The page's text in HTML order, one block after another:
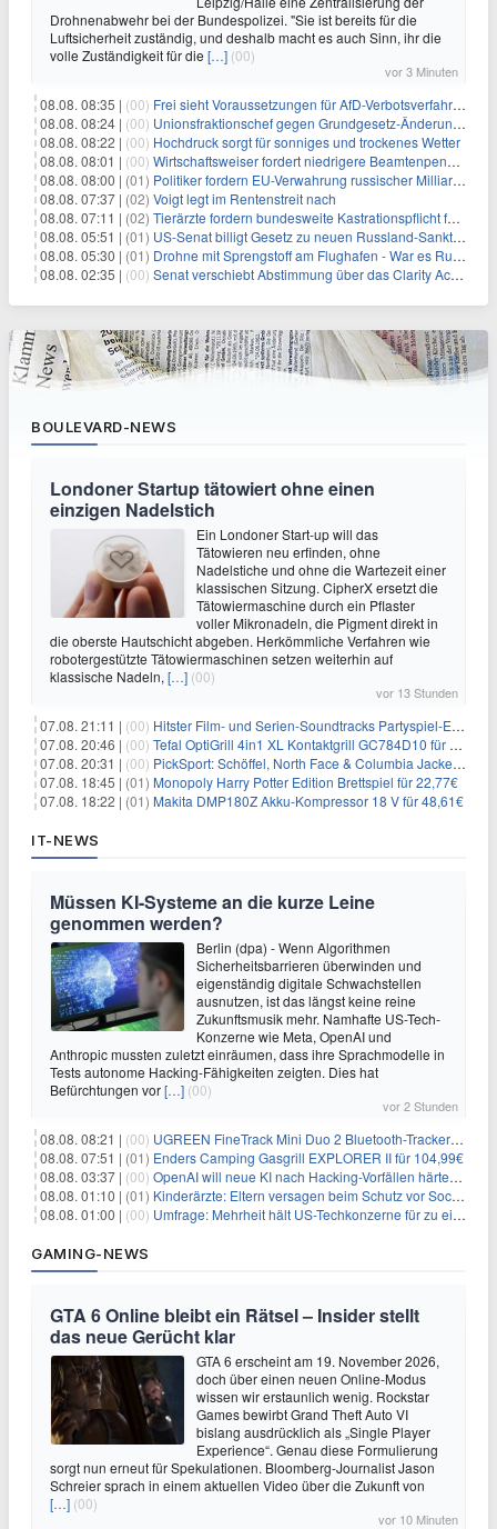
Drohnenabwehr bei der Bundespolizei. "Sie ist bereits für die
Luftsicherheit zuständig, und deshalb macht es auch Sinn, ihr die
volle Zuständigkeit für die […] (00)
vor 3 Minuten
08.08. 08:35 | (00) Frei sieht Voraussetzungen für AfD-Verbotsverfahren nicht gegeben
08.08. 08:24 | (00) Unionsfraktionschef gegen Grundgesetz-Änderung für queere Rechte
08.08. 08:22 | (00) Hochdruck sorgt für sonniges und trockenes Wetter
08.08. 08:01 | (00) Wirtschaftsweiser fordert niedrigere Beamtenpensionen
08.08. 08:00 | (01) Politiker fordern EU-Verwahrung russischer Milliarden
08.08. 07:37 | (02) Voigt legt im Rentenstreit nach
08.08. 07:11 | (02) Tierärzte fordern bundesweite Kastrationspflicht für Katzen
08.08. 05:51 | (01) US-Senat billigt Gesetz zu neuen Russland-Sanktionen
08.08. 05:30 | (01) Drohne mit Sprengstoff am Flughafen - War es Russland?
08.08. 02:35 | (00) Senat verschiebt Abstimmung über das Clarity Act: Auswirkungen auf Unternehmen und das Vertrauen der Investoren
BOULEVARD-NEWS
Londoner Startup tätowiert ohne einen
einzigen Nadelstich
Ein Londoner Start-up will das
Tätowieren neu erfinden, ohne
Nadelstiche und ohne die Wartezeit einer
klassischen Sitzung. CipherX ersetzt die
Tätowiermaschine durch ein Pflaster
voller Mikronadeln, die Pigment direkt in
die oberste Hautschicht abgeben. Herkömmliche Verfahren wie
robotergestützte Tätowiermaschinen setzen weiterhin auf
klassische Nadeln, […] (00)
vor 13 Stunden
07.08. 21:11 | (00) Hitster Film- und Serien-Soundtracks Partyspiel-Erweiterung für 6,99€
07.08. 20:46 | (00) Tefal OptiGrill 4in1 XL Kontaktgrill GC784D10 für 239,99€
07.08. 20:31 | (00) PickSport: Schöffel, North Face & Columbia Jacken ab 39,60€
07.08. 18:45 | (01) Monopoly Harry Potter Edition Brettspiel für 22,77€
07.08. 18:22 | (01) Makita DMP180Z Akku-Kompressor 18 V für 48,61€
IT-NEWS
Müssen KI-Systeme an die kurze Leine
genommen werden?
Berlin (dpa) - Wenn Algorithmen
Sicherheitsbarrieren überwinden und
eigenständig digitale Schwachstellen
ausnutzen, ist das längst keine reine
Zukunftsmusik mehr. Namhafte US-Tech-
Konzerne wie Meta, OpenAI und
Anthropic mussten zuletzt einräumen, dass ihre Sprachmodelle in
Tests autonome Hacking-Fähigkeiten zeigten. Dies hat
Befürchtungen vor[…] (00)
vor 2 Stunden
08.08. 08:21 | (00) UGREEN FineTrack Mini Duo 2 Bluetooth-Tracker 4er-Pack für 28,99€
08.08. 07:51 | (01) Enders Camping Gasgrill EXPLORER II für 104,99€
08.08. 03:37 | (00) OpenAI will neue KI nach Hacking-Vorfällen härter überwachen
08.08. 01:10 | (01) Kinderärzte: Eltern versagen beim Schutz vor Social Media
08.08. 01:00 | (00) Umfrage: Mehrheit hält US-Techkonzerne für zu einflussreich
GAMING-NEWS
GTA 6 Online bleibt ein Rätsel – Insider stellt
das neue Gerücht klar
GTA 6 erscheint am 19. November 2026,
doch über einen neuen Online-Modus
wissen wir erstaunlich wenig. Rockstar
Games bewirbt Grand Theft Auto VI
bislang ausdrücklich als „Single Player
Experience“. Genau diese Formulierung
sorgt nun erneut für Spekulationen. Bloomberg-Journalist Jason
Schreier sprach in einem aktuellen Video über die Zukunft von
[…] (00)
vor 10 Minuten